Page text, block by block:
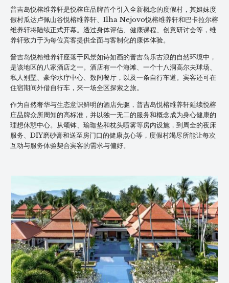
普吉岛悦榕维养轩是悦榕庄品牌首个引入全新概念的度假村，其姐妹度
假村瓜达卢佩山谷悦榕维养轩、Ilha Nejovo悦榕维养轩和巴卡拉尔榕
维养轩将陆续正式开幕。透过身体评估、健康课程、创意研讨会等，维
养轩致力于为每位宾客提供全面与客制化的康体体验。
普吉岛悦榕维养轩座落于风景如诗如画的普吉岛乐古浪的自然环境中，
是该地区的八家酒店之一。酒店有一个海滩、一个十八洞高尔夫球场、
私人别墅、豪华水疗中心、数间餐厅，以及一条自行车道。宾客还可在
住宿期间外借自行车，来一场全区探索之旅。
作为自然奢华与生态意识鲜明的酒店先驱，普吉岛悦榕维养轩延续悦榕
庄品牌众所周知的高标准，并以独一无二的服务和概念成为身心健康的
理想休憩中心。从颂钵、瑜珈垫和枕头喷雾等房内设施，到周全的夜床
服务、DIY磨砂膏和送至房门口的健康点心等，度假村竭尽所能让每次
互动与服务体验契合宾客的需求与偏好。